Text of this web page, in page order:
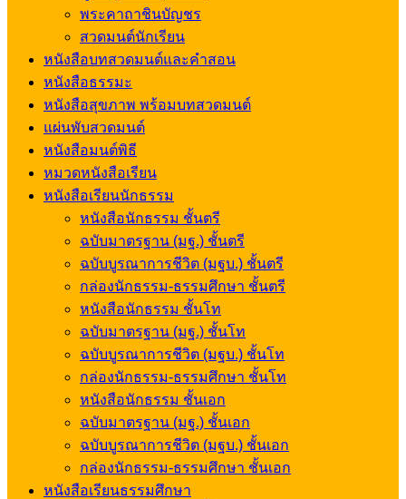
พระคาถาชินบัญชร
สวดมนต์นักเรียน
หนังสือบทสวดมนต์และคำสอน
หนังสือธรรมะ
หนังสือสุขภาพ พร้อมบทสวดมนต์
แผ่นพับสวดมนต์
หนังสือมนต์พิธี
หมวดหนังสือเรียน
หนังสือเรียนนักธรรม
หนังสือนักธรรม ชั้นตรี
ฉบับมาตรฐาน (มฐ.) ชั้นตรี
ฉบับบูรณาการชีวิต (มฐบ.) ชั้นตรี
กล่องนักธรรม-ธรรมศึกษา ชั้นตรี
หนังสือนักธรรม ชั้นโท
ฉบับมาตรฐาน (มฐ.) ชั้นโท
ฉบับบูรณาการชีวิต (มฐบ.) ชั้นโท
กล่องนักธรรม-ธรรมศึกษา ชั้นโท
หนังสือนักธรรม ชั้นเอก
ฉบับมาตรฐาน (มฐ.) ชั้นเอก
ฉบับบูรณาการชีวิต (มฐบ.) ชั้นเอก
กล่องนักธรรม-ธรรมศึกษา ชั้นเอก
หนังสือเรียนธรรมศึกษา